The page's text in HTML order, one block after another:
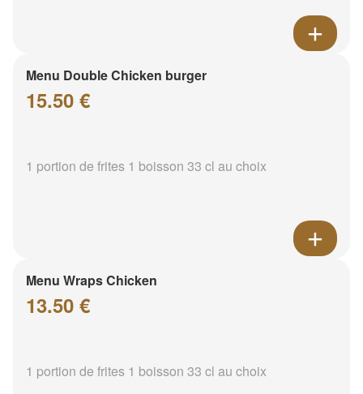
Menu Double Chicken burger
15.50 €
1 portion de frites 1 boisson 33 cl au choix
Menu Wraps Chicken
13.50 €
1 portion de frites 1 boisson 33 cl au choix